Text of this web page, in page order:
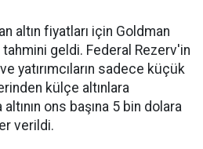
altın fiyatları için Goldman
tahmini geldi. Federal Rezerv'in
yatırımcıların sadece küçük
külçe altınlara
ons başına 5 bin dolara
verildi.